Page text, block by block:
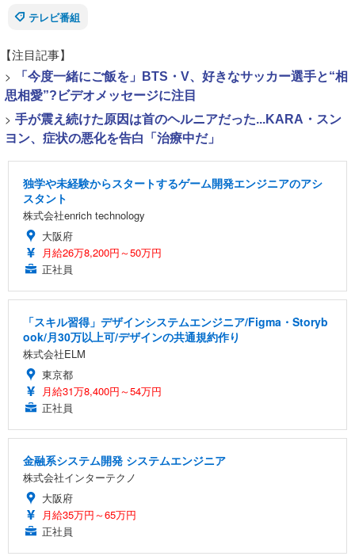
テレビ番組
【注目記事】
>
「今度一緒にご飯を」BTS・V、好きなサッカー選手と“相
思相愛”?ビデオメッセージに注目
> 手が震え続けた原因は首のヘルニアだった...KARA・スン
ヨン、症状の悪化を告白「治療中だ」
独学や未経験からスタートするゲーム開発エンジニアのアシ
スタント
株式会社enrich technology
大阪府
月給26万8,200円～50万円
正社員
「スキル習得」デザインシステムエンジニア/Figma・Storyb
ook/月30万以上可/デザインの共通規約作り
株式会社ELM
東京都
月給31万8,400円～54万円
正社員
金融系システム開発 システムエンジニア
株式会社インターテクノ
大阪府
月給35万円～65万円
正社員